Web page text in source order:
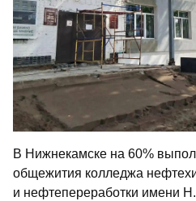
В Нижнекамске на 60%
общежития колледжа
и нефтепереработки имени